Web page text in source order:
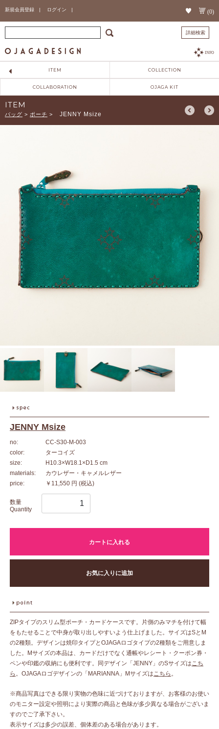
新規会員登録 | ログイン | (0)
詳細検索
INFO
ITEM COLLECTION
COLLABORATION OJAGA KIT
ITEM
バッグ > ポーチ > JENNY Msize
JENNY Msize
no:
CC-S30-M-003
color:
ターコイズ
size:
H10.3×W18.1×D1.5 cm
materials:
カウレザー・キャメルレザー
price:
￥11,550 円 (税込)
数量
Quantity
カートに入れる
お気に入りに追加
ZIPタイプのスリム型ポーチ・カードケースです。片側のみマチを付けて幅
をもたせることで中身が取り出しやすいよう仕上げました。サイズはSとM
の2種類。デザインは焼印タイプとOJAGAロゴタイプの2種類をご用意しま
した。Mサイズの本品は、カードだけでなく通帳やレシート・クーポン券・
ペンや印鑑の収納にも便利です。同デザイン「JENNY」のSサイズはこち
ら 。OJAGAロゴデザインの「MARIANNA」Mサイズはこちら 。
※商品写真はできる限り実物の色味に近づけておりますが、お客様のお使い
のモニター設定や照明により実際の商品と色味が多少異なる場合がございま
すのでご了承下さい。
表示サイズは多少の誤差、個体差のある場合があります。